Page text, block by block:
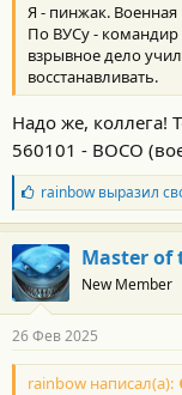
и
:
Я - пинжак.
По ВУСу - командир
взрывное дело
восстанавливать.
Надо же,
560101 - ВОСО
Б
л
а
г
о
д
а
н
о
с
rainbowвыразил
Master of
New Member
26 Фев 2025
rainbow написал(а):